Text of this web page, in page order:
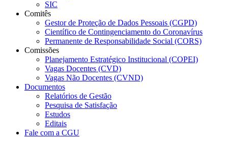
SIC
Comitês
Gestor de Proteção de Dados Pessoais (CGPD)
Científico de Contingenciamento do Coronavírus
Permanente de Responsabilidade Social (CORS)
Comissões
Planejamento Estratégico Institucional (COPEI)
Vagas Docentes (CVD)
Vagas Não Docentes (CVND)
Documentos
Relatórios de Gestão
Pesquisa de Satisfação
Estudos
Editais
Fale com a CGU